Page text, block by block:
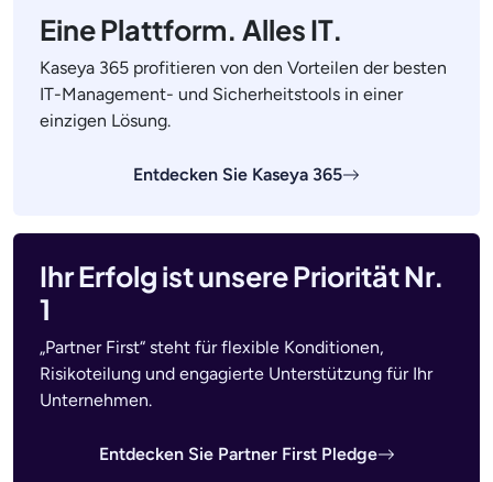
Eine Plattform. Alles IT.
Kaseya 365 profitieren von den Vorteilen der besten
IT-Management- und Sicherheitstools in einer
einzigen Lösung.
Entdecken Sie Kaseya 365
Ihr Erfolg ist unsere Priorität Nr.
1
„Partner First“ steht für flexible Konditionen,
Risikoteilung und engagierte Unterstützung für Ihr
Unternehmen.
Entdecken Sie Partner First Pledge